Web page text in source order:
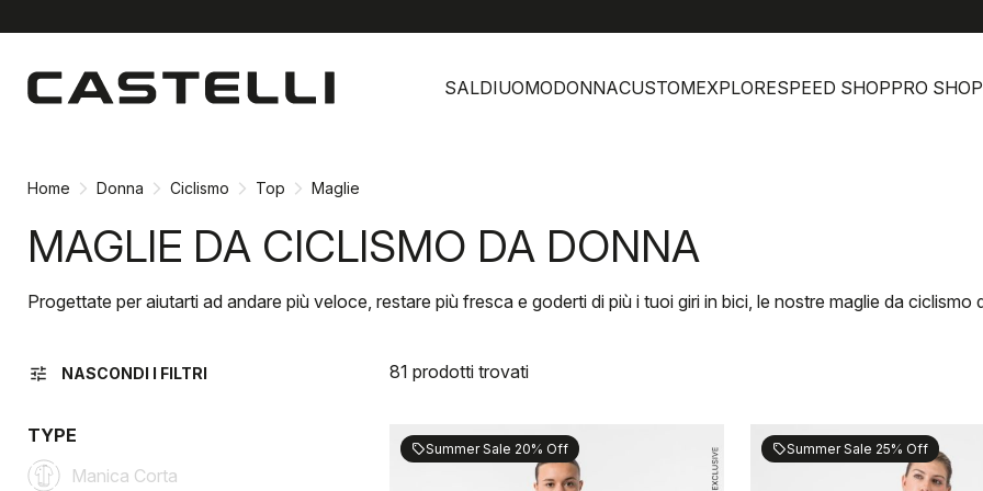
contenuto
navigazione
SALDIUOMODONNACUSTOMEXPLORESPEED SHOPPRO SHOP
Home Donna Ciclismo Top Maglie
MAGLIE DA CICLISMO DA DONNA
Progettate per aiutarti ad andare più veloce, restare più fresca e goderti di più i tuoi giri in bici, le nostre maglie da
tune NASCONDI I FILTRI 81 prodotti trovati
TYPE
Manica Corta
sellSummer Sale 20% Off sellSummer Sale 25% Off